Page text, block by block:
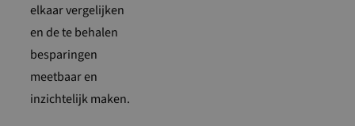
elkaar vergelijken
en de te behalen
besparingen
meetbaar en
inzichtelijk maken.